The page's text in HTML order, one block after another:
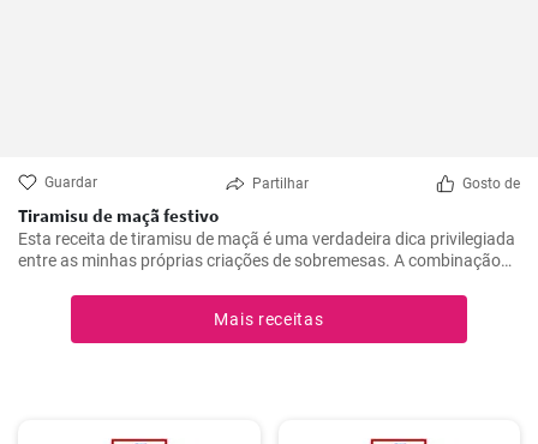
Guardar Partilhar Gosto de
Tiramisu de maçã festivo
Esta receita de tiramisu de maçã é uma verdadeira dica privilegiada
entre as minhas próprias criações de sobremesas. A combinação
com chocolate é irresistível. É uma reviravolta realmente
interessante e deliciosa no tradicional tiramisu que irá certamente
deliciar os seus convidados. Fácil de preparar, esta receita
Mais receitas